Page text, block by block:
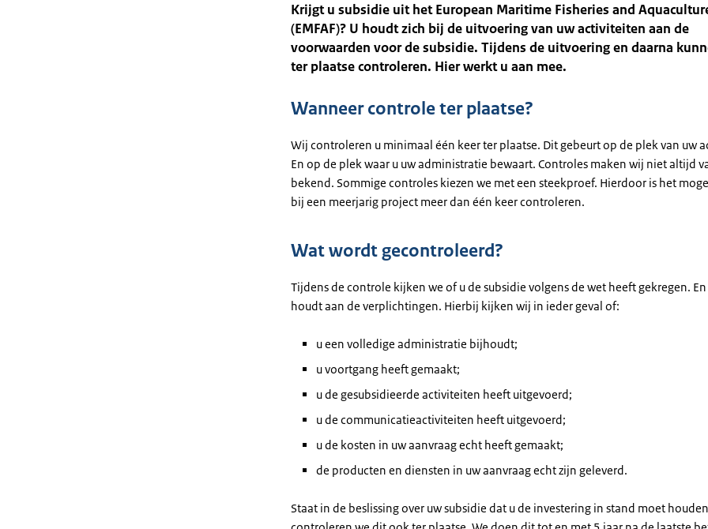
Krijgt u subsidie uit het European Maritime Fisheries and
(EMFAF)? U houdt zich bij de uitvoering van uw activiteiten aan de
voorwaarden voor de subsidie. Tijdens de uitvoering en daarna
ter plaatse controleren. Hier werkt u aan mee.
Wanneer controle ter plaatse?
Wij controleren u minimaal één keer ter plaatse. Dit gebeurt op de plek van uw
En op de plek waar u uw administratie bewaart. Controles maken wij niet altijd
bekend. Sommige controles kiezen we met een steekproef. Hierdoor is het
bij een meerjarig project meer dan één keer controleren.
Wat wordt gecontroleerd?
Tijdens de controle kijken we of u de subsidie volgens de wet heeft gekregen. En
houdt aan de verplichtingen. Hierbij kijken wij in ieder geval of:
u een volledige administratie bijhoudt;
u voortgang heeft gemaakt;
u de gesubsidieerde activiteiten heeft uitgevoerd;
u de communicatieactiviteiten heeft uitgevoerd;
u de kosten in uw aanvraag echt heeft gemaakt;
de producten en diensten in uw aanvraag echt zijn geleverd.
Staat in de beslissing over uw subsidie dat u de investering in stand moet